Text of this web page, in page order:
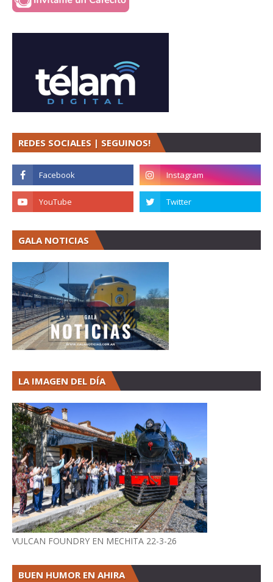
REDES SOCIALES | SEGUINOS!
GALA NOTICIAS
LA IMAGEN DEL DÍA
VULCAN FOUNDRY EN MECHITA 22-3-26
BUEN HUMOR EN AHIRA